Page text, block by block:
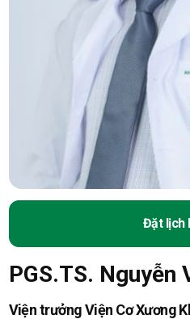
Đặt lịch
PGS.TS. Nguyễn
Viện trưởng Viện Cơ Xương